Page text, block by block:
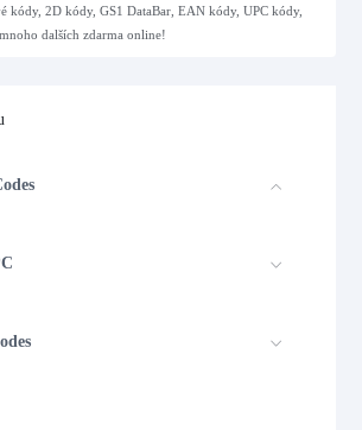
kódy, 2D kódy, GS1 DataBar, EAN kódy, UPC kódy,
dalších zdarma online!